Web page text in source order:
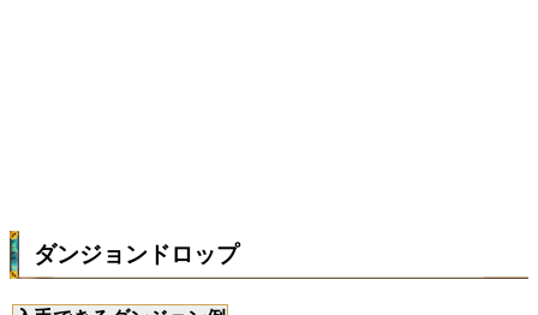
ダンジョンドロップ